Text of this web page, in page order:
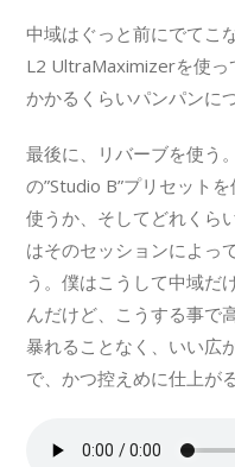
中域はぐっと前にでてこ
L2 UltraMaximizerを使
かかるくらいパンパンに
最後に、リバーブを使う
の”Studio B”プリセット
使うか、そしてどれくら
はそのセッションによっ
う。僕はこうして中域だ
んだけど、こうする事で
暴れることなく、いい広
で、かつ控えめに仕上がる